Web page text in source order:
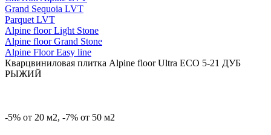
Grand Sequoia LVT
Parquet LVT
Alpine floor Light Stone
Alpine floor Grand Stone
Alpine Floor Easy line
Кварцвиниловая плитка Alpine floor Ultra ЕСО 5-21 ДУБ
РЫЖИЙ
-5% от 20 м2, -7% от 50 м2